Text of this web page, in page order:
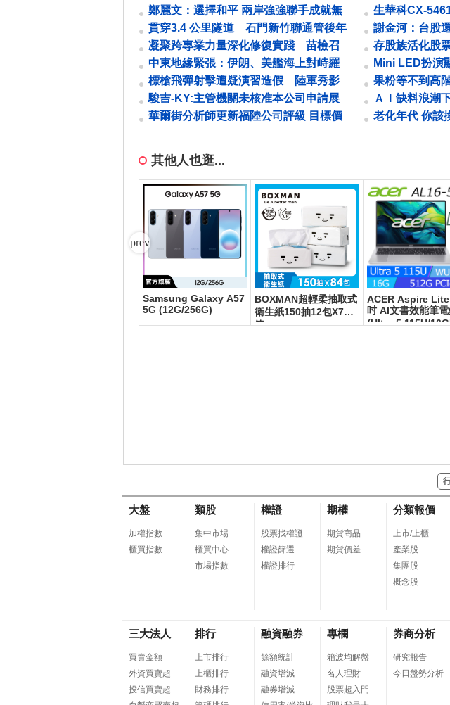
排除「這兩國」
鄭麗文：選擇和平 兩岸強強聯手成就無
法想像
貫穿3.4 公里隧道 石門新竹聯通管後年
啟用
凝聚跨專業力量深化修復實踐 苗檢召
開修復式司法推動小組會議
中東地緣緊張：伊朗、美艦海上對峙羅
生門，加密貨幣捲入戰局
標槍飛彈射擊遭疑演習造假 陸軍秀影
片反擊
駿吉-KY:主管機關未核准本公司申請展
延115年第1季財務報告重行公告申報期
華爾街分析師更新福陸公司評級 目標價
張金龍 專注看
生華科CX-
作名單上的常
謝金河：台股
市場注意的黑
存股族活化股
Mini LED扮演
產品滲透率拉
果粉等不到高
產進度 鄭州封
ＡＩ缺料浪潮
老化年代 你該
其他人也逛...
Samsung Galaxy A57
5G (12G/256G)
BOXMAN超輕柔抽取式
衛生紙150抽12包X7串/
箱
ACER Aspire
吋 AI文書效能筆
(Ultra 5 115U/
大盤
加權指數
櫃買指數
類股
集中市場
櫃買中心
市場指數
權證
股票找權證
權證篩選
權證排行
期權
期貨商品
期貨價差
分類報價
上市/上櫃
產業股
集團股
概念股
三大法人
買賣金額
外資買賣超
投信買賣超
排行
上市排行
上櫃排行
財務排行
融資融券
餘額統計
融資增減
融券增減
專欄
箱波均解盤
名人理財
股票超入門
券商分析
研究報告
今日盤勢分析